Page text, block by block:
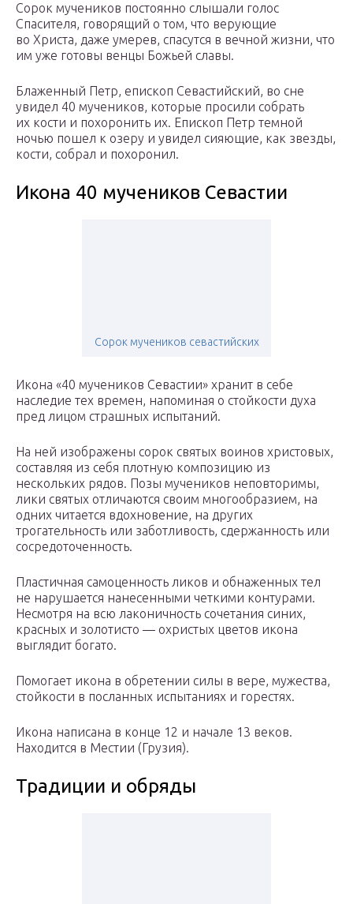
Сорок мучеников постоянно слышали голос
Спасителя, говорящий о том, что верующие
во Христа, даже умерев, спасутся в вечной жизни, что
им уже готовы венцы Божьей славы.
Блаженный Петр, епископ Севастийский, во сне
увидел 40 мучеников, которые просили собрать
их кости и похоронить их. Епископ Петр темной
ночью пошел к озеру и увидел сияющие, как звезды,
кости, собрал и похоронил.
Икона 40 мучеников Севастии
Сорок мучеников севастийских
Икона «40 мучеников Севастии» хранит в себе
наследие тех времен, напоминая о стойкости духа
пред лицом страшных испытаний.
На ней изображены сорок святых воинов христовых,
составляя из себя плотную композицию из
нескольких рядов. Позы мучеников неповторимы,
лики святых отличаются своим многообразием, на
одних читается вдохновение, на других
трогательность или заботливость, сдержанность или
сосредоточенность.
Пластичная самоценность ликов и обнаженных тел
не нарушается нанесенными четкими контурами.
Несмотря на всю лаконичность сочетания синих,
красных и золотисто — охристых цветов икона
выглядит богато.
Помогает икона в обретении силы в вере, мужества,
стойкости в посланных испытаниях и горестях.
Икона написана в конце 12 и начале 13 веков.
Находится в Местии (Грузия).
Традиции и обряды